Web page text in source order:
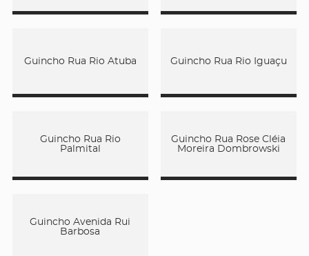
Guincho Rua Rio Atuba Guincho Rua Rio Iguaçu
Guincho Rua Rio
Palmital
Guincho Rua Rose Cléia
Moreira Dombrowski
Guincho Avenida Rui
Barbosa